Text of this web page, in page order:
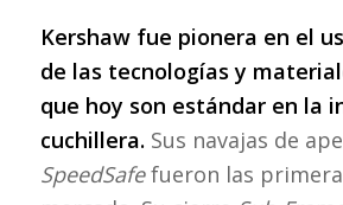
Kershaw fue pionera en el
de las tecnologías y
que hoy son estándar en la
cuchillera. Sus navajas de
SpeedSafefueron las